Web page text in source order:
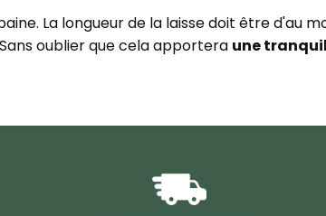
La longueur de la laisse doit être d'au
oublier que cela apportera une